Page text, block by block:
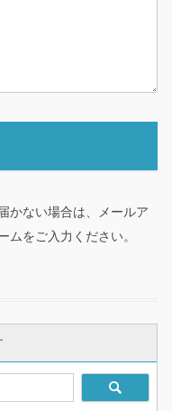
かない場合は、メールア
ムをご入力ください。